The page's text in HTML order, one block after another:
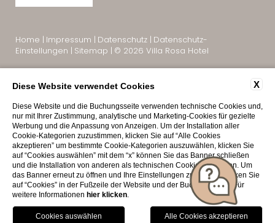
TISCH BUCHEN
Home | Impressum | Datenschutz | Datenschutz-
Einstellungen | Sitemap | © 2026 Villa Rosa Hotel
Interessante Seiten:
Hotel Villa Rosa Desenzano | Hotel Desenzano Gardasee
Hotel am Gardasee mit Pool
4-Sterne-Hotel Gardasee
X
Diese Website verwendet Cookies
Diese Website und die Buchungsseite verwenden technische Cookies und,
nur mit Ihrer Zustimmung, analytische und Marketing-Cookies für gezielte
Werbung und die Anpassung von Anzeigen. Um der Installation aller
Cookie-Kategorien zuzustimmen, klicken Sie auf “Alle Cookies
akzeptieren” um bestimmte Cookie-Kategorien auszuwählen, klicken Sie
auf “Cookies auswählen” mit dem “x” können Sie das Banner schließen
und die Installation von anderen als technischen Cookies ablehnen. Um
das Banner erneut zu öffnen und Ihre Einstellungen zu ändern, klicken Sie
auf “Cookies” in der Fußzeile der Website und der Buchungsseite. Für
weitere Informationen hier klicken.